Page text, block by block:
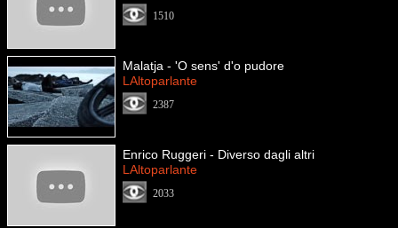
1510
Malatja - 'O sens' d'o pudore
LAltoparlante
2387
Enrico Ruggeri - Diverso dagli altri
LAltoparlante
2033